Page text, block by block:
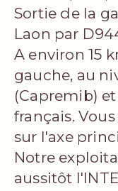
Sortie de la
Laon par
A environ 15
gauche, au
(Capremib)
français.
sur l'axe
Notre
aussitôt